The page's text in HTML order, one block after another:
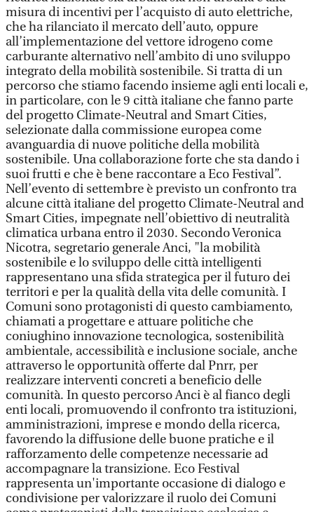
misura di incentivi per l’acquisto di auto elettriche,
che ha rilanciato il mercato dell’auto, oppure
all’implementazione del vettore idrogeno come
carburante alternativo nell’ambito di uno sviluppo
integrato della mobilità sostenibile. Si tratta di un
percorso che stiamo facendo insieme agli enti locali e,
in particolare, con le 9 città italiane che fanno parte
del progetto Climate-Neutral and Smart Cities,
selezionate dalla commissione europea come
avanguardia di nuove politiche della mobilità
sostenibile. Una collaborazione forte che sta dando i
suoi frutti e che è bene raccontare a Eco Festival”.
Nell’evento di settembre è previsto un confronto tra
alcune città italiane del progetto Climate-Neutral and
Smart Cities, impegnate nell’obiettivo di neutralità
climatica urbana entro il 2030. Secondo Veronica
Nicotra, segretario generale Anci, "la mobilità
sostenibile e lo sviluppo delle città intelligenti
rappresentano una sfida strategica per il futuro dei
territori e per la qualità della vita delle comunità. I
Comuni sono protagonisti di questo cambiamento,
chiamati a progettare e attuare politiche che
coniughino innovazione tecnologica, sostenibilità
ambientale, accessibilità e inclusione sociale, anche
attraverso le opportunità offerte dal Pnrr, per
realizzare interventi concreti a beneficio delle
comunità. In questo percorso Anci è al fianco degli
enti locali, promuovendo il confronto tra istituzioni,
amministrazioni, imprese e mondo della ricerca,
favorendo la diffusione delle buone pratiche e il
rafforzamento delle competenze necessarie ad
accompagnare la transizione. Eco Festival
rappresenta un'importante occasione di dialogo e
condivisione per valorizzare il ruolo dei Comuni